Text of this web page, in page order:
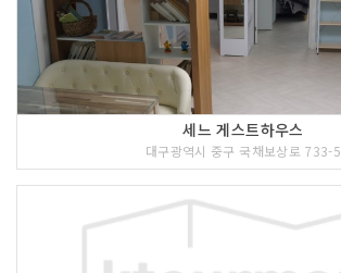
세느 게스트하우스
대구광역시 중구 국채보상로 733-5